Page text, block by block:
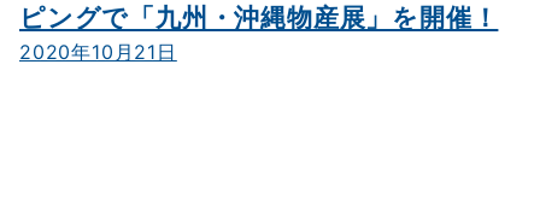
ピングで「九州・沖縄物産展」を開催！
2020年10月21日